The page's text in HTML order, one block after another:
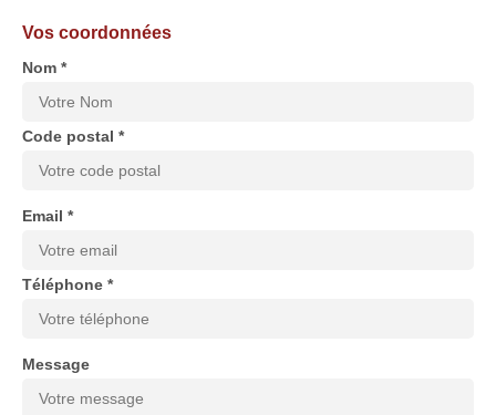
Vos coordonnées
Nom *
Code postal *
Email *
Téléphone *
Message